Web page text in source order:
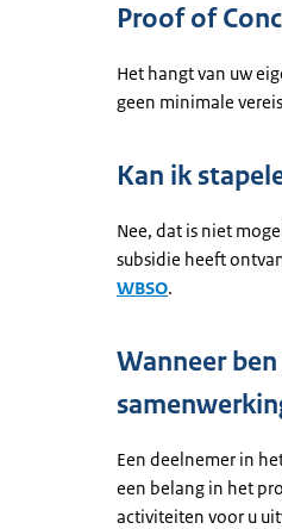
Proof of
Het hangt van uw
geen minimale
Kan ik
Nee, dat is niet
subsidie heeft
WBSO.
Wanneer
Een deelnemer in
een belang in het
activiteiten voor u